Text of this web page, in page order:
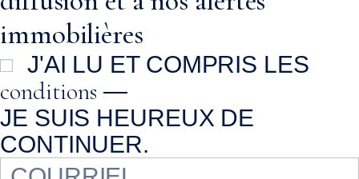
immobilières
J'AI LU ET COMPRIS LES
conditions —
JE SUIS HEUREUX DE
CONTINUER.